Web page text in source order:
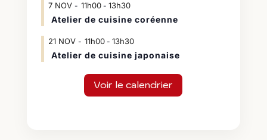
7 NOV 11h00- 13h30
Atelier de cuisine coréenne
21 NOV 11h00- 13h30
Atelier de cuisine japonaise
Voir le calendrier